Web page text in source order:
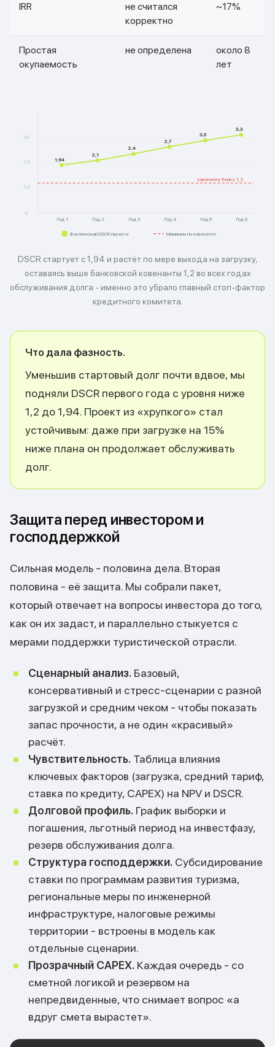
IRR
не считался
корректно
~17%
Простая
окупаемость
не определена
около 8
лет
0
1,0
2,0
3,0
ковенанта банка 1,2
1,94
2,1
2,4
2,7
3,0
3,3
Год 1 Год 2 Год 3 Год 4 Год 5 Год 6
Фактический DSCR проекта Минимум по ковенанте
DSCR стартует с 1,94 и растёт по мере выхода на загрузку,
оставаясь выше банковской ковенанты 1,2 во всех годах
обслуживания долга - именно это убрало главный стоп-фактор
кредитного комитета.
Что дала фазность.
Уменьшив стартовый долг почти вдвое, мы
подняли DSCR первого года с уровня ниже
1,2 до 1,94. Проект из «хрупкого» стал
устойчивым: даже при загрузке на 15%
ниже плана он продолжает обслуживать
долг.
Защита перед инвестором и
господдержкой
Сильная модель - половина дела. Вторая
половина - её защита. Мы собрали пакет,
который отвечает на вопросы инвестора до того,
как он их задаст, и параллельно стыкуется с
мерами поддержки туристической отрасли.
Сценарный анализ. Базовый,
консервативный и стресс-сценарии с разной
загрузкой и средним чеком - чтобы показать
запас прочности, а не один «красивый»
расчёт.
Чувствительность. Таблица влияния
ключевых факторов (загрузка, средний тариф,
ставка по кредиту, CAPEX) на NPV и DSCR.
Долговой профиль. График выборки и
погашения, льготный период на инвестфазу,
резерв обслуживания долга.
Структура господдержки. Субсидирование
ставки по программам развития туризма,
региональные меры по инженерной
инфраструктуре, налоговые режимы
территории - встроены в модель как
отдельные сценарии.
Прозрачный CAPEX. Каждая очередь - со
сметной логикой и резервом на
непредвиденные, что снимает вопрос «а
вдруг смета вырастет».